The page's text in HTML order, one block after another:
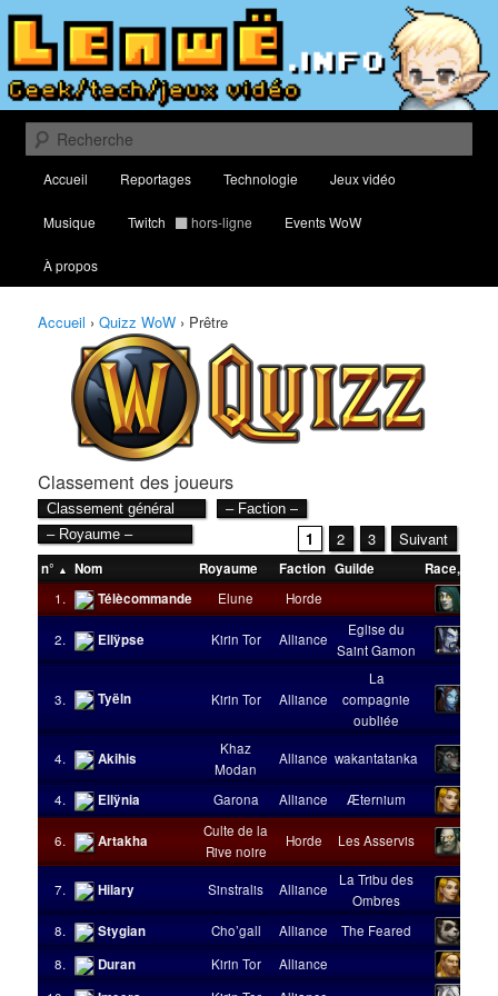
Aller
contenu
principal
Aller
contenu
secondaireLenwë – Culture geek, tech et jeux
vidéo
Classement des meilleurs joueurs au Quizz World of Warcraft
Recherche
principal
Accueil Reportages Technologie Jeux vidéo
Musique Twitch hors-ligne Events WoW
À propos
Accueil › Quizz WoW › Prêtre
Classement des joueurs
1 2 3 Suivant
n° Nom Royaume Faction Guilde Race,
1. Télècommande Elune Horde
2. Ellÿpse Kirin Tor Alliance
Eglise du
Saint Gamon
3. Tyëln Kirin Tor Alliance
La
compagnie
oubliée
4. Akihis
Khaz
Modan
Alliance wakantatanka
4. Ellÿnia Garona Alliance Æternium
6. Artakha
Culte de la
Rive noire
Horde Les Asservis
7. Hilary Sinstralis Alliance
La Tribu des
Ombres
8.
Stygian Cho’gall Alliance
The Feared
8.
Duran Kirin Tor
Alliance